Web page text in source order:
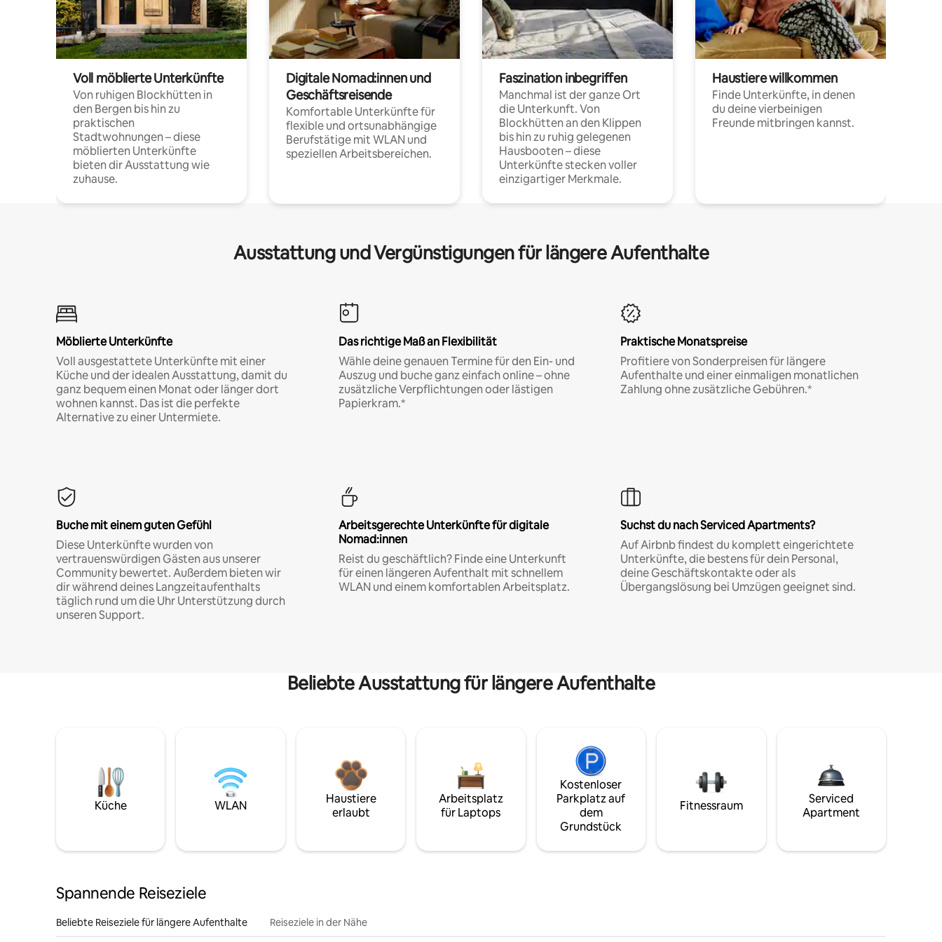
Voll möblierte Unterkünfte
Von ruhigen Blockhütten in
den Bergen bis hin zu
praktischen
Stadtwohnungen – diese
möblierten Unterkünfte
bieten dir Ausstattung wie
zuhause.
Digitale Nomad:innen und
Geschäftsreisende
Komfortable Unterkünfte für
flexible und ortsunabhängige
Berufstätige mit WLAN und
speziellen Arbeitsbereichen.
Faszination inbegriffen
Manchmal ist der ganze Ort
die Unterkunft. Von
Blockhütten an den Klippen
bis hin zu ruhig gelegenen
Hausbooten – diese
Unterkünfte stecken voller
einzigartiger Merkmale.
Haustiere willkommen
Finde Unterkünfte, in denen
du deine vierbeinigen
Freunde mitbringen kannst.
Ausstattung und Vergünstigungen für längere Aufenthalte
Möblierte Unterkünfte
Voll ausgestattete Unterkünfte mit einer
Küche und der idealen Ausstattung, damit du
ganz bequem einen Monat oder länger dort
wohnen kannst. Das ist die perfekte
Alternative zu einer Untermiete.
Das richtige Maß an Flexibilität
Wähle deine genauen Termine für den Ein- und
Auszug und buche ganz einfach online – ohne
zusätzliche Verpflichtungen oder lästigen
Papierkram.*
Praktische Monatspreise
Profitiere von Sonderpreisen für längere
Aufenthalte und einer einmaligen monatlichen
Zahlung ohne zusätzliche Gebühren.*
Buche mit einem guten Gefühl
Diese Unterkünfte wurden von
vertrauenswürdigen Gästen aus unserer
Community bewertet. Außerdem bieten wir
dir während deines Langzeitaufenthalts
täglich rund um die Uhr Unterstützung durch
unseren Support.
Arbeitsgerechte Unterkünfte für digitale
Nomad:innen
Reist du geschäftlich? Finde eine Unterkunft
für einen längeren Aufenthalt mit schnellem
WLAN und einem komfortablen Arbeitsplatz.
Suchst du nach Serviced Apartments?
Auf Airbnb findest du komplett eingerichtete
Unterkünfte, die bestens für dein Personal,
deine Geschäftskontakte oder als
Übergangslösung bei Umzügen geeignet sind.
Beliebte Ausstattung für längere Aufenthalte
Küche WLAN
Haustiere
erlaubt
Arbeitsplatz
für Laptops
Kostenloser
Parkplatz auf
dem
Grundstück
Fitnessraum
Serviced
Apartment
Spannende Reiseziele
Beliebte Reiseziele für längere Aufenthalte Reiseziele in der Nähe